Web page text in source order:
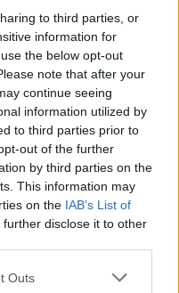
to third parties, or
information for
the below opt-out
note that after your
continue seeing
information utilized by
to third parties prior to
out of the further
by third parties on the
This information may
on the IAB’s List of
further disclose it to other
Outs
sitt första öl och